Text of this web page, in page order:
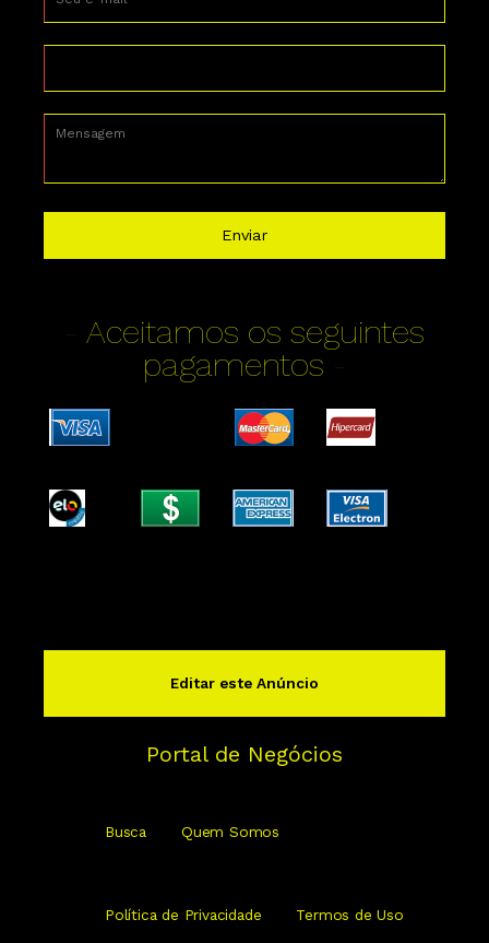
Enviar
Aceitamos os seguintes
pagamentos
Editar este Anúncio
Portal de Negócios
Busca Quem Somos
Política de Privacidade Termos de Uso